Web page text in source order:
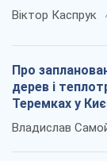
Віктор Каспрук
Про
дерев і
Теремках у
Владислав